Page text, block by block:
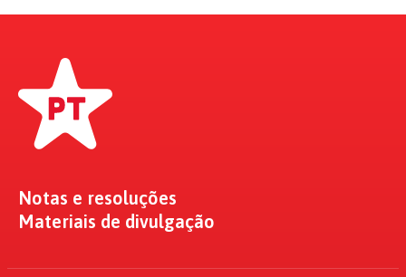
Notas e resoluções
Materiais de divulgação